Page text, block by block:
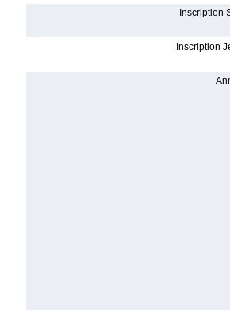
Inscription
Inscription